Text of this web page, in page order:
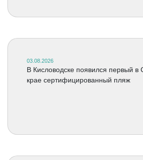
03.08.2026
В Кисловодске появился первый в
крае сертифицированный пляж